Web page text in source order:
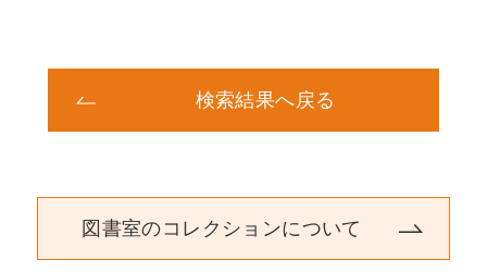
検索結果へ戻る
図書室のコレクションについて